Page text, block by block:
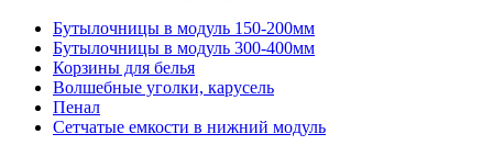
Бутылочницы в модуль 150-200мм
Бутылочницы в модуль 300-400мм
Корзины для белья
Волшебные уголки, карусель
Пенал
Cетчатые емкости в нижний модуль